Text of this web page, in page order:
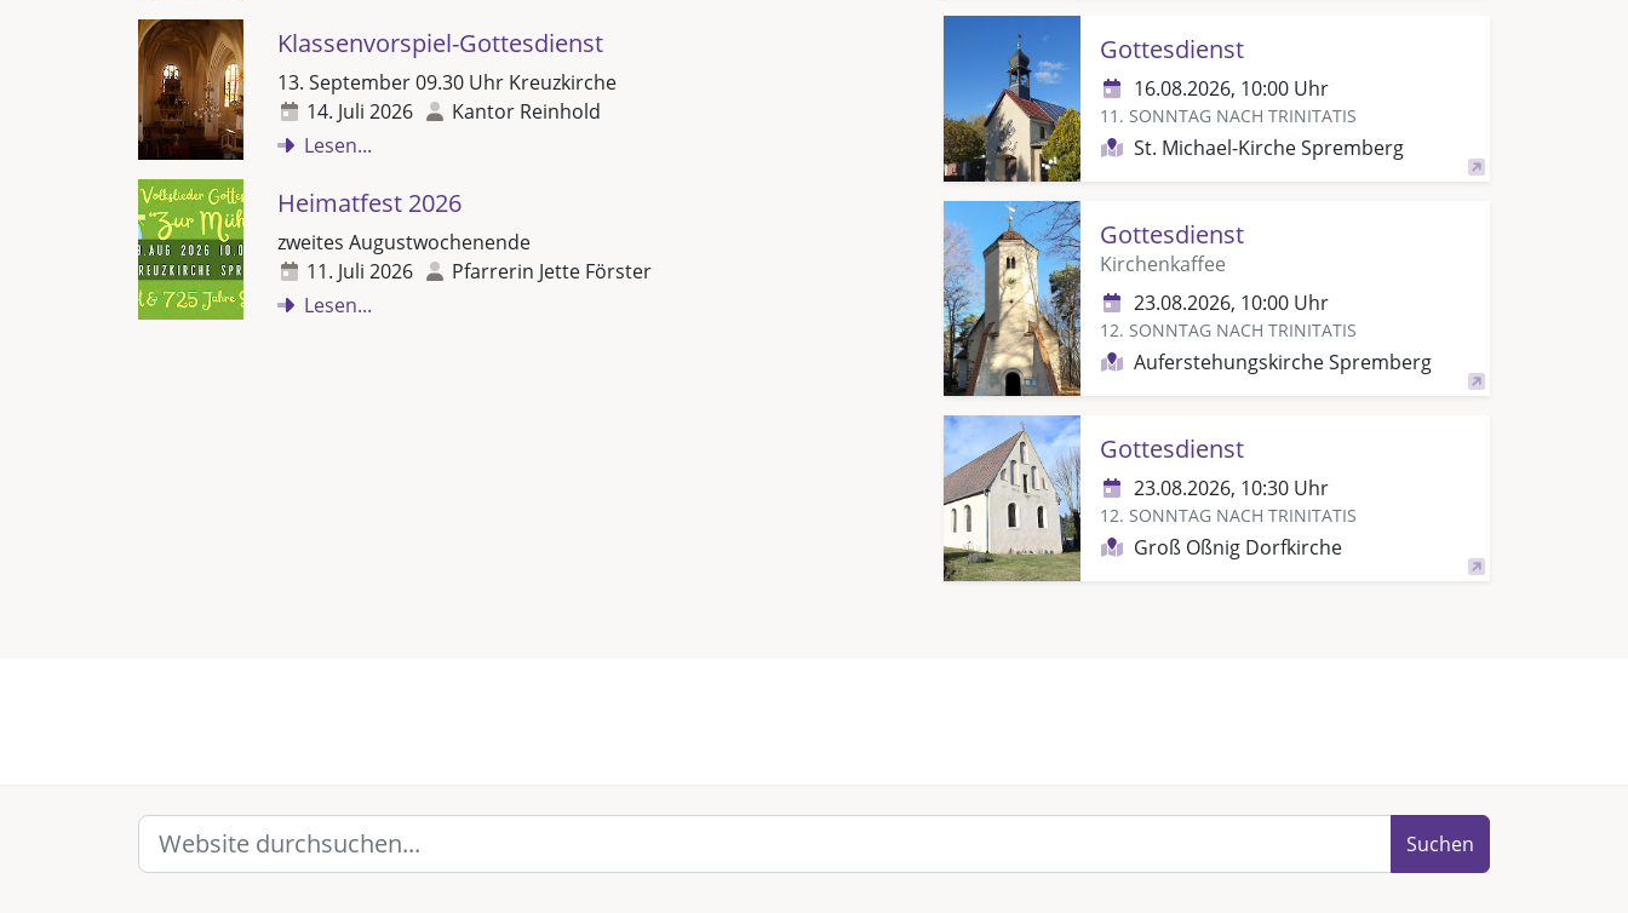
Gottesdienst
16.08.2026, 10:00 Uhr
11. SONNTAG NACH TRINITATIS
St. Michael-Kirche Spremberg
Gottesdienst
Kirchenkaffee
23.08.2026, 10:00 Uhr
12. SONNTAG NACH TRINITATIS
Auferstehungskirche Spremberg
Gottesdienst
23.08.2026, 10:30 Uhr
12. SONNTAG NACH TRINITATIS
Groß Oßnig Dorfkirche
Klassenvorspiel-Gottesdienst
13. September 09.30 Uhr Kreuzkirche
14. Juli 2026
Kantor Reinhold
Lesen...
Heimatfest 2026
zweites Augustwochenende
11. Juli 2026
Pfarrerin Jette Förster
Lesen...
Suchen